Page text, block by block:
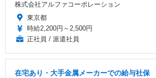
株式会社アルファコーポレーション
東京都
時給2,200円～2,500円
正社員 / 派遣社員
在宅あり・大手金属メーカーでの給与社保